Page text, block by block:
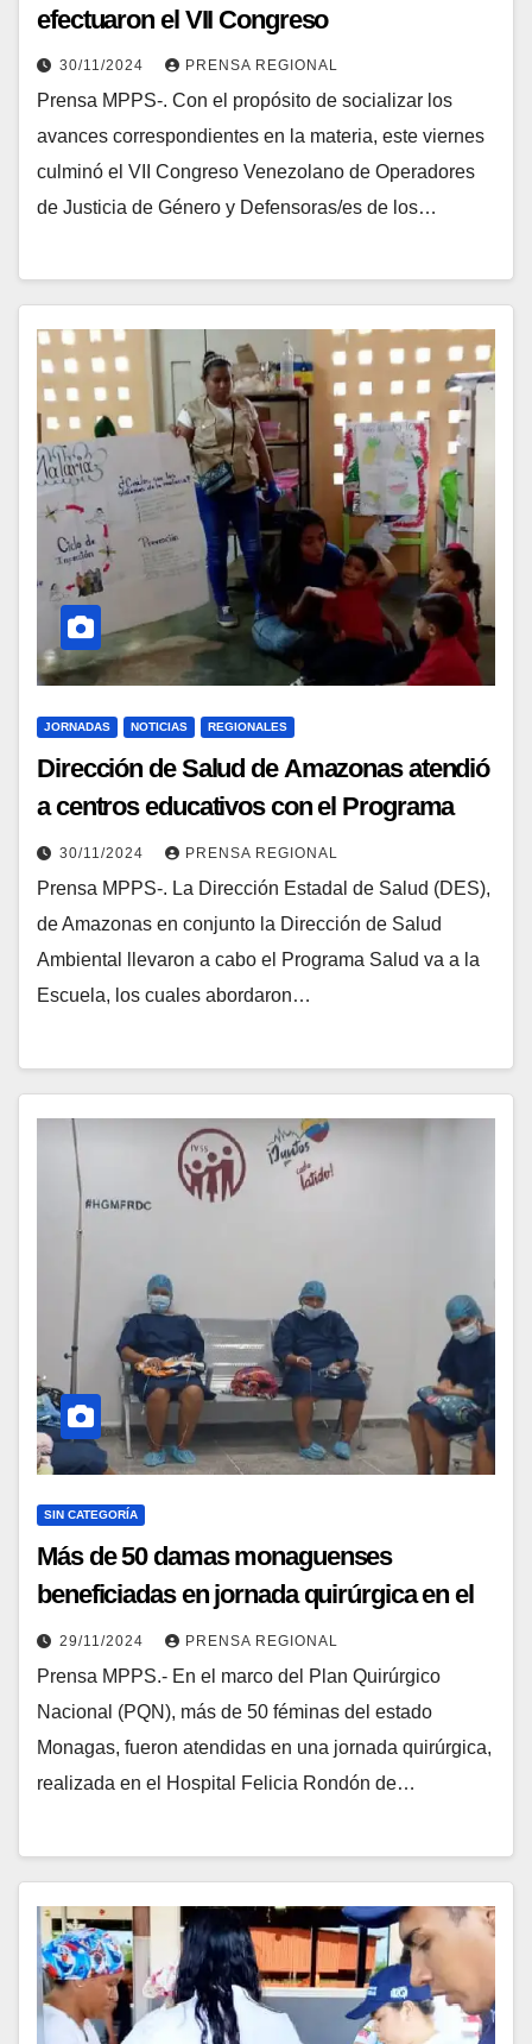
efectuaron el VII Congreso
30/11/2024 PRENSA REGIONAL
Prensa MPPS-. Con el propósito de socializar los
avances correspondientes en la materia, este viernes
culminó el VII Congreso Venezolano de Operadores
de Justicia de Género y Defensoras/es de los…
JORNADAS NOTICIAS REGIONALES
Dirección de Salud de Amazonas atendió
a centros educativos con el Programa
Salud va a la Escuela
30/11/2024 PRENSA REGIONAL
Prensa MPPS-. La Dirección Estadal de Salud (DES),
de Amazonas en conjunto la Dirección de Salud
Ambiental llevaron a cabo el Programa Salud va a la
Escuela, los cuales abordaron…
SIN CATEGORÍA
Más de 50 damas monaguenses
beneficiadas en jornada quirúrgica en el
Hospital del Furrial
29/11/2024 PRENSA REGIONAL
Prensa MPPS.- En el marco del Plan Quirúrgico
Nacional (PQN), más de 50 féminas del estado
Monagas, fueron atendidas en una jornada quirúrgica,
realizada en el Hospital Felicia Rondón de…